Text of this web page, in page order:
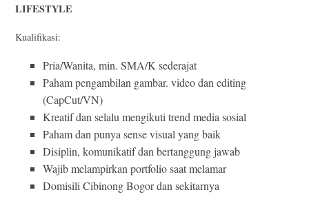
LIFESTYLE
Kualifikasi:
Pria/Wanita, min. SMA/K sederajat
Paham pengambilan gambar. video dan editing
(CapCut/VN)
Kreatif dan selalu mengikuti trend media sosial
Paham dan punya sense visual yang baik
Disiplin, komunikatif dan bertanggung jawab
Wajib melampirkan portfolio saat melamar
Domisili Cibinong Bogor dan sekitarnya